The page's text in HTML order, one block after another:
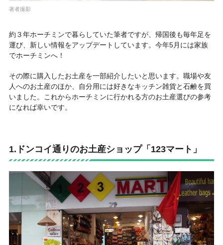
著者撮影
約３年ホーチミンで暮らしていた筆者ですが、帰国後も毎年足を
運び、新しい情報をアップデートしています。今年5月には家族
でホーチミンへ！
その際に購入したお土産を一部紹介したいと思います。職場や友
人へのお土産のほか、自分用には好きなキッチン雑貨と石鹸を買
いました。これからホーチミンに行かれる方のお土産選びの参考
になれば幸いです。
1.ドンコイ通りのお土産ショップ「123マート」